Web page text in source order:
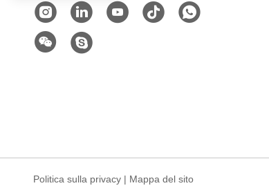
Politica sulla privacy | Mappa del sito